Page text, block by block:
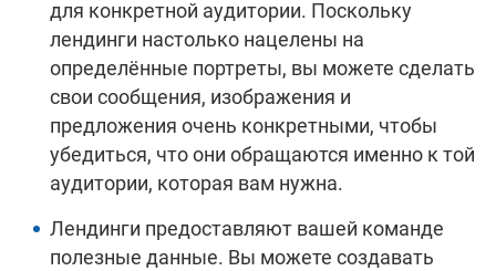
для конкретной аудитории. Поскольку
лендинги настолько нацелены на
определённые портреты, вы можете сделать
свои сообщения, изображения и
предложения очень конкретными, чтобы
убедиться, что они обращаются именно к той
аудитории, которая вам нужна.
Лендинги предоставляют вашей команде
полезные данные. Вы можете создавать